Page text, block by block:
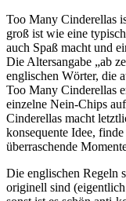
Too Many Cinderellas
groß ist wie eine
auch Spaß macht und
Die Altersangabe „ab
englischen Wörter, die
Too Many Cinderellas
einzelne Nein-Chips
Cinderellas macht
konsequente Idee,
überraschende
Die englischen Regeln
originell sind